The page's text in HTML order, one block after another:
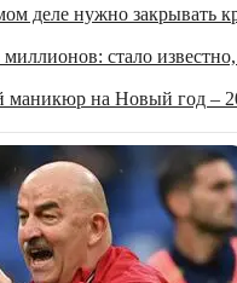
деле нужно закрывать
стало
на Новый год –